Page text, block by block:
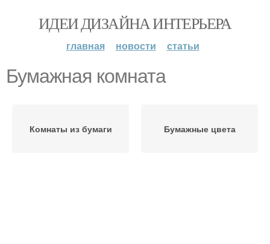
ИДЕИ ДИЗАЙНА ИНТЕРЬЕРА
главная новости статьи
Бумажная комната
Комнаты из бумаги Бумажные цвета